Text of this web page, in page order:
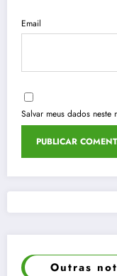
Email
Salvar meus dados
Outras